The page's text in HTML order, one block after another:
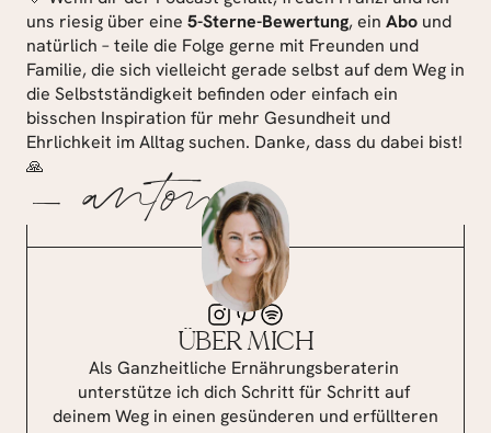
uns riesig über eine 5-Sterne-Bewertung, ein Abo und
natürlich – teile die Folge gerne mit Freunden und
Familie, die sich vielleicht gerade selbst auf dem Weg in
die Selbstständigkeit befinden oder einfach ein
bisschen Inspiration für mehr Gesundheit und
Ehrlichkeit im Alltag suchen. Danke, dass du dabei bist!
🙏
— antonia
ÜBER MICH
Als Ganzheitliche Ernährungsberaterin
unterstütze ich dich Schritt für Schritt auf
deinem Weg in einen gesünderen und erfüllteren